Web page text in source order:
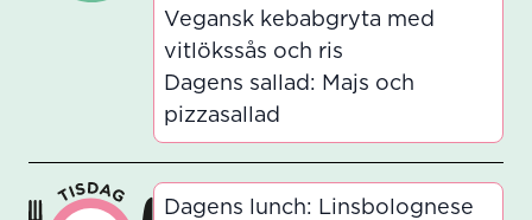
Vegansk kebabgryta med
vitlökssås och ris
Dagens sallad: Majs och
pizzasallad
Dagens lunch: Linsbolognese